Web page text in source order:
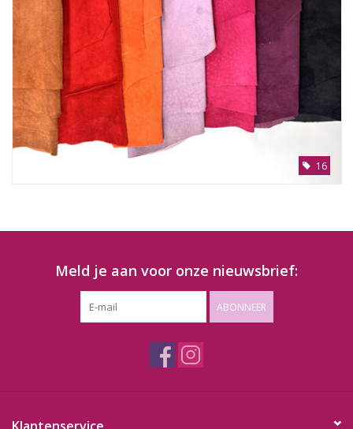
16
Meld je aan voor onze nieuwsbrief:
ABONNEER